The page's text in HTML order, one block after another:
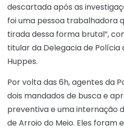
descartada após as
foi uma pessoa trabalhadora
tirada dessa forma brutal”,
titular da Delegacia de Polícia
Huppes.
Por volta das 6h, agentes da
dois mandados de busca e
preventiva e uma internação
de Arroio do Meio. Eles foram